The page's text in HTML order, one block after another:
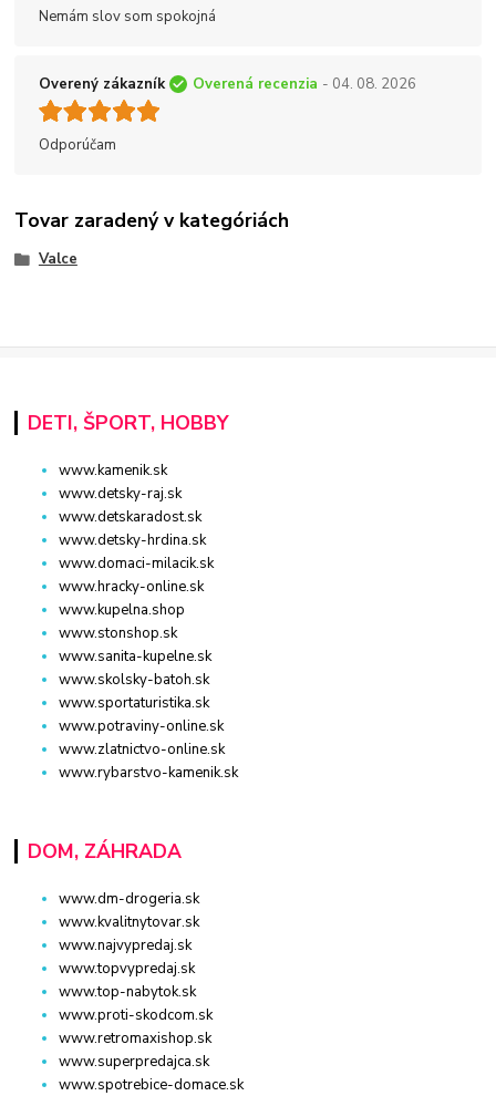
Nemám slov som spokojná
Overený zákazník Overená recenzia - 04. 08. 2026
Odporúčam
Tovar zaradený v kategóriách
Valce
DETI, ŠPORT, HOBBY
www.kamenik.sk
www.detsky-raj.sk
www.detskaradost.sk
www.detsky-hrdina.sk
www.domaci-milacik.sk
www.hracky-online.sk
www.kupelna.shop
www.stonshop.sk
www.sanita-kupelne.sk
www.skolsky-batoh.sk
www.sportaturistika.sk
www.potraviny-online.sk
www.zlatnictvo-online.sk
www.rybarstvo-kamenik.sk
DOM, ZÁHRADA
www.dm-drogeria.sk
www.kvalitnytovar.sk
www.najvypredaj.sk
www.topvypredaj.sk
www.top-nabytok.sk
www.proti-skodcom.sk
www.retromaxishop.sk
www.superpredajca.sk
www.spotrebice-domace.sk